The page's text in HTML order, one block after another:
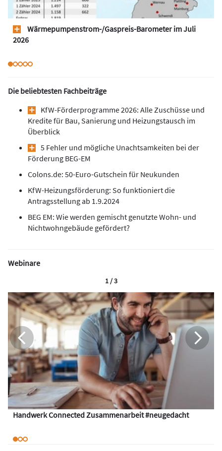
Wärmepumpen­strom-/Gas­preis­-Baro­meter im Juli
2026
Die beliebtesten Fachbeiträge
KfW-Förderprogramme 2026: Alle Zuschüsse und
Kredite für Bau, Sanierung und Heizungstausch im
Überblick
5 Fehler und mögliche Unachtsamkeiten bei der
Förderung BEG-EM
Colons.de: 50-Euro-Gutschein für Neukunden
KfW-Heizungsförderung: So funktioniert die
Antragsstellung ab 1.9.2024
BEG EM: Wie werden gemischt genutzte Wohn- und
Nichtwohngebäude gefördert?
Webinare
Handwerk Connected Zusammenarbeit #neugedacht
1 / 3